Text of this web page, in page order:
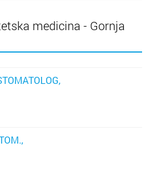
medicina - Gornja